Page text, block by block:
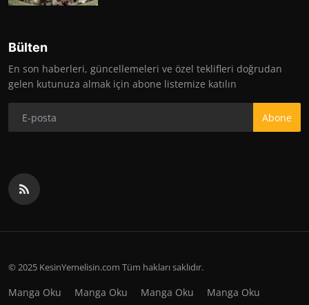
Bülten
En son haberleri, güncellemeleri ve özel teklifleri doğrudan
gelen kutunuza almak için abone listemize katılın
Abone
© 2025 KesinYemelisin.com Tüm hakları saklıdır.
Manga Oku Manga Oku Manga Oku Manga Oku